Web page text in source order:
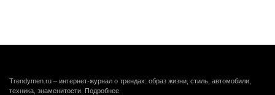
Trendymen.ru – интернет-журнал о трендах: образ жизни, стиль, автомобили,
техника, знаменитости. Подробнее